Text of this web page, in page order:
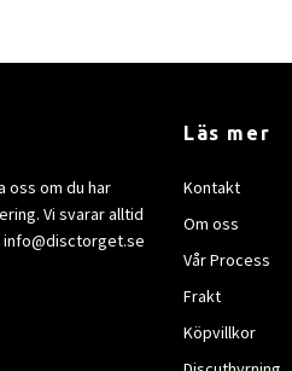
oss om du har
Vi svarar alltid
info@disctorget.se
Läs mer
Kontakt
Om oss
Vår Process
Frakt
Köpvillkor